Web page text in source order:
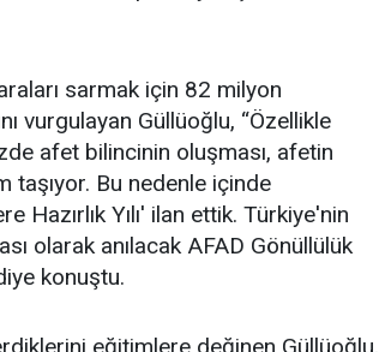
sarmak için 82 milyon
vurgulayan Güllüoğlu, “Özellikle
afet bilincinin oluşması, afetin
taşıyor. Bu nedenle içinde
Hazırlık Yılı' ilan ettik. Türkiye'nin
olarak anılacak AFAD Gönüllülük
konuştu.